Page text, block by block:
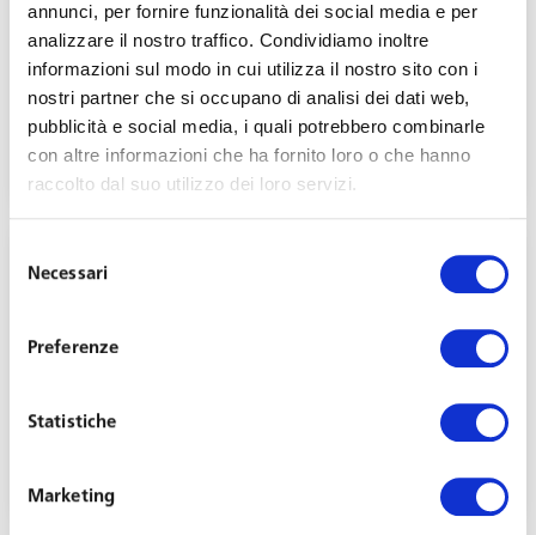
annunci, per fornire funzionalità dei social media e per
analizzare il nostro traffico. Condividiamo inoltre
informazioni sul modo in cui utilizza il nostro sito con i
nostri partner che si occupano di analisi dei dati web,
pubblicità e social media, i quali potrebbero combinarle
con altre informazioni che ha fornito loro o che hanno
raccolto dal suo utilizzo dei loro servizi.
delNecessari
Preferenze
Statistiche
Marketing
Decreto Primo Maggio: le principali novità
introdotte dalla Legge di conversione
Giugno 29, 2026
collettiva.